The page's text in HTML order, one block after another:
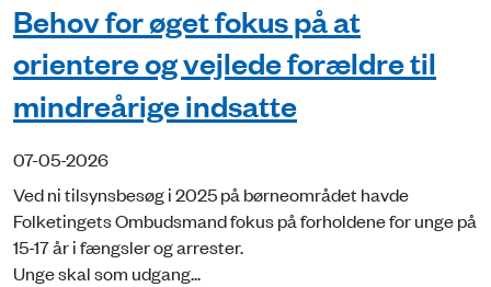
Behov for øget fokus på at
orientere og vejlede forældre til
mindreårige indsatte
07-05-2026
Ved ni tilsynsbesøg i 2025 på børneområdet havde
Folketingets Ombudsmand fokus på forholdene for unge på
15-17 år i fængsler og arrester.
Unge skal som udgang...